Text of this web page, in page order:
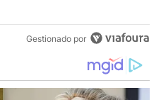
Gestionado por